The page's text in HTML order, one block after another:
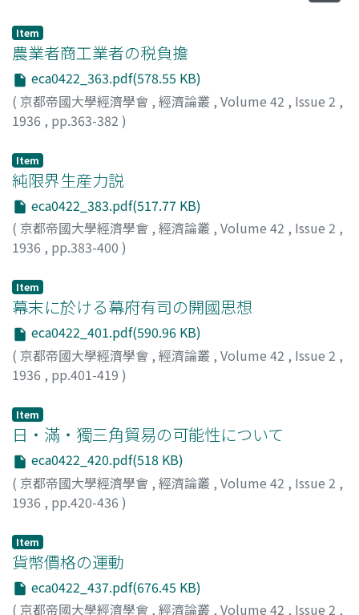
Item
農業者商工業者の税負擔
eca0422_363.pdf(578.55 KB)
( 京都帝國大學經濟學會 , 經濟論叢 , Volume 42 , Issue 2 ,
1936 , pp.363-382 )
Item
純限界生産力説
eca0422_383.pdf(517.77 KB)
( 京都帝國大學經濟學會 , 經濟論叢 , Volume 42 , Issue 2 ,
1936 , pp.383-400 )
Item
幕末に於ける幕府有司の開國思想
eca0422_401.pdf(590.96 KB)
( 京都帝國大學經濟學會 , 經濟論叢 , Volume 42 , Issue 2 ,
1936 , pp.401-419 )
Item
日・滿・獨三角貿易の可能性について
eca0422_420.pdf(518 KB)
( 京都帝國大學經濟學會 , 經濟論叢 , Volume 42 , Issue 2 ,
1936 , pp.420-436 )
Item
貨幣價格の運動
eca0422_437.pdf(676.45 KB)
( 京都帝國大學經濟學會 , 經濟論叢 , Volume 42 , Issue 2 ,